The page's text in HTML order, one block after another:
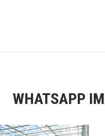
WHATSAPP